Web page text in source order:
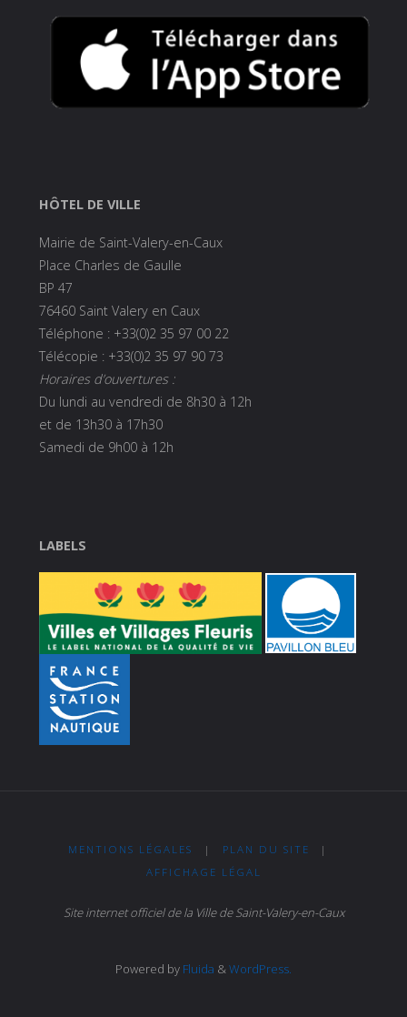
HÔTEL DE VILLE
Mairie de Saint-Valery-en-Caux
Place Charles de Gaulle
BP 47
76460 Saint Valery en Caux
Téléphone : +33(0)2 35 97 00 22
Télécopie : +33(0)2 35 97 90 73
Horaires d’ouvertures :
Du lundi au vendredi de 8h30 à 12h
et de 13h30 à 17h30
Samedi de 9h00 à 12h
LABELS
MENTIONS LÉGALES | PLAN DU SITE
|
AFFICHAGE LÉGAL
Site internet officiel de la Ville de Saint-Valery-en-Caux
Powered by Fluida &WordPress.